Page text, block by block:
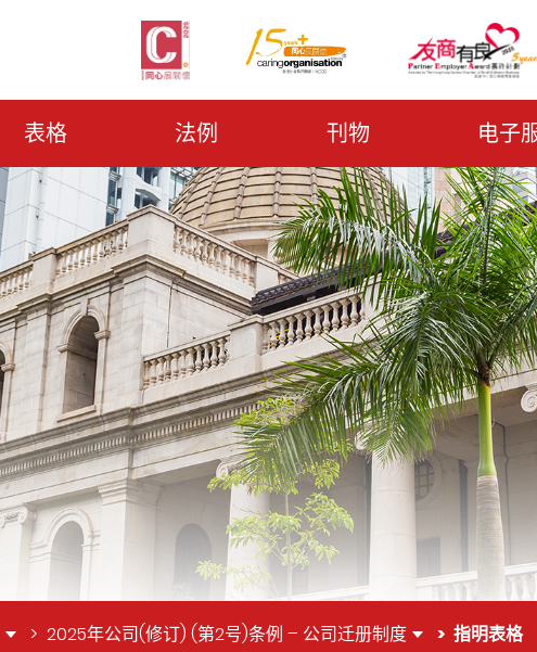
表格 法例 刊物 电子
2025年公司(修订) (第2号)条例 – 公司迁册制度 指明表格